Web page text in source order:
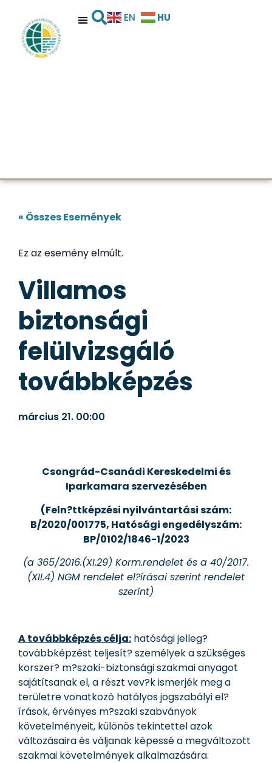
EN HU
« Összes Események
Ez az esemény elmúlt.
Villamos
biztonsági
felülvizsgáló
továbbképzés
március 21. 00:00
Csongrád-Csanádi Kereskedelmi és
Iparkamara szervezésében
(Feln?ttképzési nyilvántartási szám:
B/2020/001775, Hatósági engedélyszám:
BP/0102/1846-1/2023
(a 365/2016.(XI.29) Korm.rendelet és a 40/2017.
(XII.4) NGM rendelet el?írásai szerint rendelet
szerint)
A továbbképzés célja: hatósági jelleg?
továbbképzést teljesít? személyek a szükséges
korszer? m?szaki-biztonsági szakmai anyagot
sajátítsanak el, a részt vev?k ismerjék meg a
területre vonatkozó hatályos jogszabályi el?
írások, érvényes m?szaki szabványok
követelményeit, különös tekintettel azok
változásaira és váljanak képessé a megváltozott
szakmai követelmények alkalmazására.